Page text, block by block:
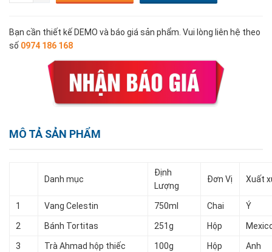
Bạn cần thiết kế DEMO và báo giá sản phẩm. Vui lòng liên hệ theo
số 0974 186 168
MÔ TẢ SẢN PHẨM
Danh mục
Định
Lượng
Đơn Vị Xuất
1 Vang Celestin 750ml Chai Ý
2 Bánh Tortitas 251g Hộp
3 Trà Ahmad hộp thiếc 100g Hộp Anh